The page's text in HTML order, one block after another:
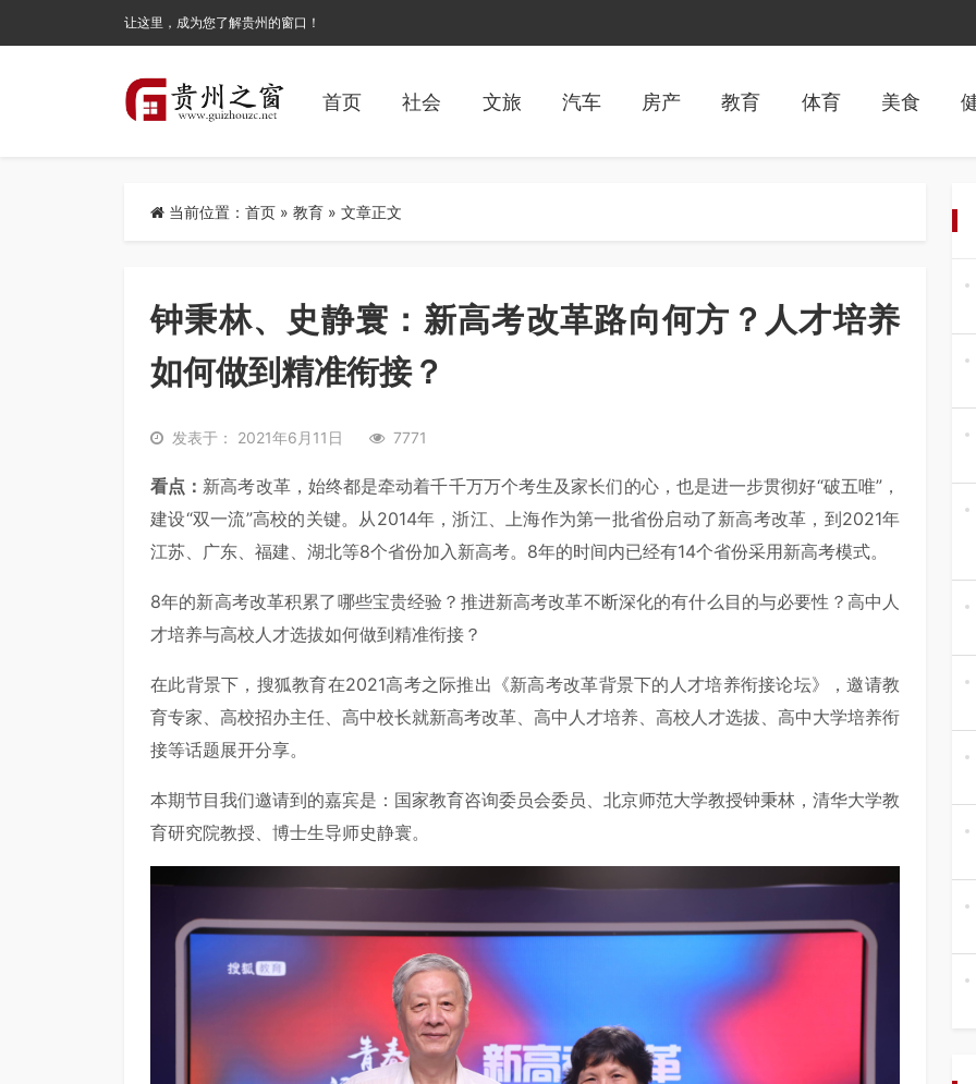
让这里，成为您了解贵州的窗口！
首页 社会 文旅 汽车 房产 教育 体育 美食
当前位置： 首页 » 教育 » 文章正文
钟秉林、史静寰：新高考改革路向何方？人才培养
如何做到精准衔接？
发表于： 2021年6月11日 7771
看点： 新高考改革，始终都是牵动着千千万万个考生及家长们的心，也是进一步贯彻好“破五唯”，
建设“双一流”高校的关键。从2014年，浙江、上海作为第一批省份启动了新高考改革，到2021年
江苏、广东、福建、湖北等8个省份加入新高考。8年的时间内已经有14个省份采用新高考模式。
8年的新高考改革积累了哪些宝贵经验？推进新高考改革不断深化的有什么目的与必要性？高中人
才培养与高校人才选拔如何做到精准衔接？
在此背景下，搜狐教育在2021高考之际推出《新高考改革背景下的人才培养衔接论坛》，邀请教
育专家、高校招办主任、高中校长就新高考改革、高中人才培养、高校人才选拔、高中大学培养衔
接等话题展开分享。
本期节目我们邀请到的嘉宾是：国家教育咨询委员会委员、北京师范大学教授钟秉林，清华大学教
育研究院教授、博士生导师史静寰。